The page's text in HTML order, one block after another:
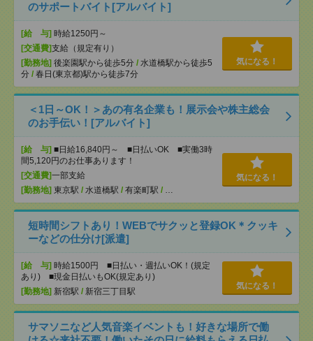
のサポートバイト[アルバイト]
[給 与] 時給1250円～
[交通費]支給（規定有り）
[勤務地] 後楽園駅から徒歩5分 / 水道橋駅から徒歩5
分 / 春日(東京都)駅から徒歩7分
気になる！
＜1日～OK！＞あの有名企業も！展示会や株主総会
のお手伝い！[アルバイト]
[給 与] ■日給16,840円～ ■日払いOK ■実働3時
間5,120円のお仕事あります！
[交通費]一部支給
[勤務地] 東京駅 / 水道橋駅 / 有楽町駅 / …
気になる！
短時間シフトあり！WEBでサクッと登録OK＊クッキ
ーなどの仕分け[派遣]
[給 与] 時給1500円 ■日払い・週払いOK！(規定
あり) ■現金日払いもOK(規定あり)
[勤務地] 新宿駅 / 新宿三丁目駅
気になる！
サマソニなど人気音楽イベントも！好きな場所で働